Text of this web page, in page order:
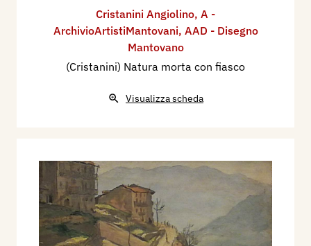
Cristanini Angiolino, A -
ArchivioArtistiMantovani, AAD - Disegno
Mantovano
(Cristanini) Natura morta con fiasco
Visualizza scheda